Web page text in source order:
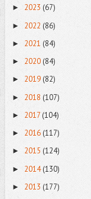
► 2023 (67)
► 2022 (86)
► 2021 (84)
► 2020 (84)
► 2019 (82)
► 2018 (107)
► 2017(104)
► 2016 (117)
► 2015 (124)
► 2014(130)
► 2013 (177)